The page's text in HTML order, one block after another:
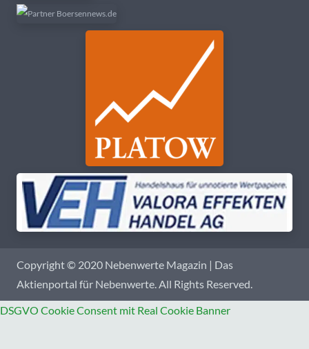
Copyright © 2020 Nebenwerte Magazin | Das
Aktienportal für Nebenwerte. All Rights Reserved.
DSGVO Cookie Consent mit Real Cookie Banner